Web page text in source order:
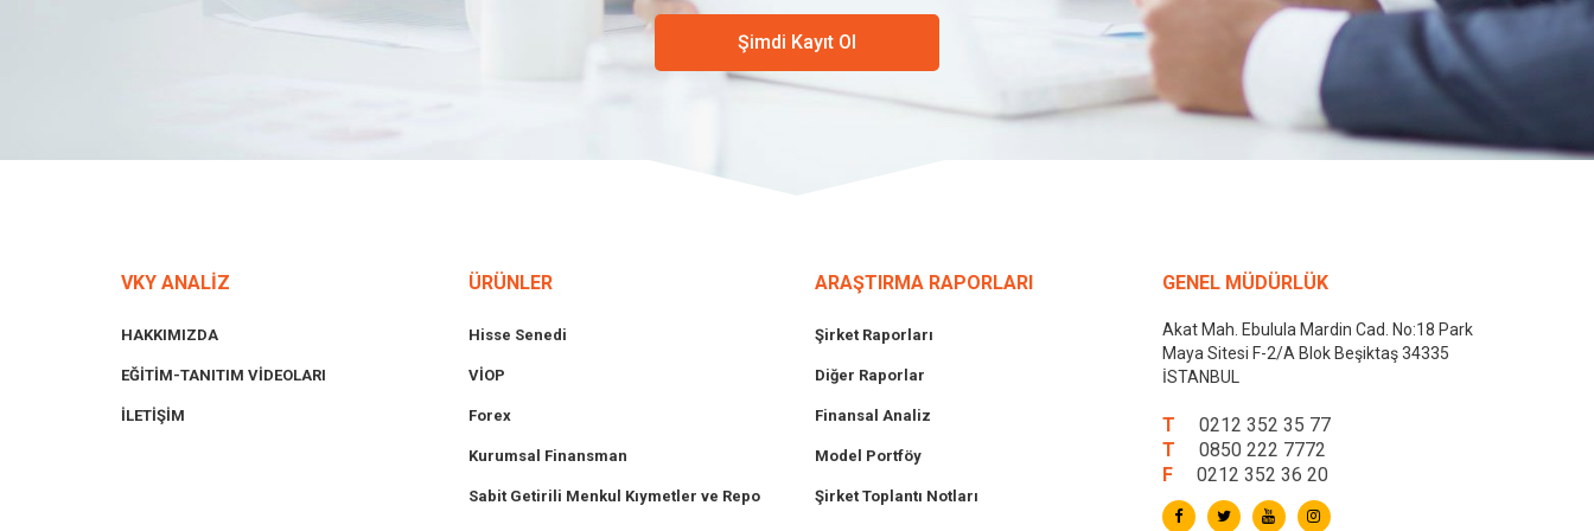
Şimdi Kayıt Ol
VKY ANALİZ
HAKKIMIZDA
EĞİTİM-TANITIM VİDEOLARI
İLETİŞİM
ÜRÜNLER
Hisse Senedi
VİOP
Forex
Kurumsal Finansman
Sabit Getirili Menkul Kıymetler ve Repo
ARAŞTIRMA RAPORLARI
Şirket Raporları
Diğer Raporlar
Finansal Analiz
Model Portföy
Şirket Toplantı Notları
GENEL MÜDÜRLÜK
Akat Mah. Ebulula Mardin Cad. No:18 Park
Maya Sitesi F-2/A Blok Beşiktaş 34335
İSTANBUL
T
0212 352 35 77
T
0850 222 7772
F
0212 352 36 20